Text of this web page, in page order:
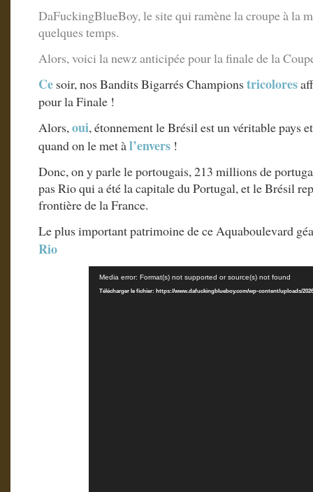
DaFuckingBlueBoy, le site qui ramène la croupe à la
quelques temps.
Alors, voici la newz anticipée pour la finale de la
Ce soir, nos Bandits Bigarrés Championstricolores
pour la Finale !
Alors,oui, étonnement le Brésil est un véritable pays
quand on le met àl’envers !
Donc, on y parle le portougais, 213 millions de
pas Rio qui a été la capitale du Portugal, et le Brésil
frontière de la France.
Le plus important patrimoine de ce Aquaboulevard
Rio
vidéo
Media error: Format(s) not supported or source(s) not found
Télécharger le fichier: https://www.dafuckingblueboy.com/wp-content/uploads/